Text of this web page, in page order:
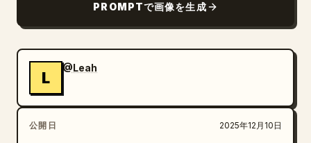
PROMPTで画像を生成
L
@Leah
公開日 2025年12月10日